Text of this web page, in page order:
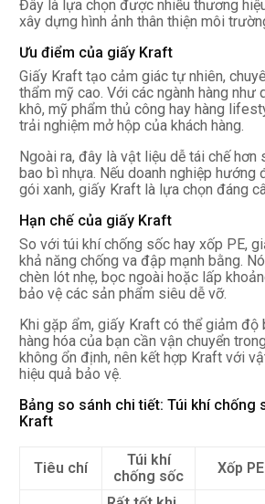
Đây là lựa chọn được nhiều thương
xây dựng hình ảnh thân thiện môi
Ưu điểm của giấy Kraft
Giấy Kraft tạo cảm giác tự nhiên,
thẩm mỹ cao. Với các ngành hàng như
khô, mỹ phẩm thủ công hay hàng
trải nghiệm mở hộp của khách hàng.
Ngoài ra, đây là vật liệu dễ tái chế hơn
bao bì nhựa. Nếu doanh nghiệp hướng
gói xanh, giấy Kraft là lựa chọn đáng
Hạn chế của giấy Kraft
So với túi khí chống sốc hay xốp PE,
khả năng chống va đập mạnh bằng.
chèn lót nhẹ, bọc ngoài hoặc lấp
bảo vệ các sản phẩm siêu dễ vỡ.
Khi gặp ẩm, giấy Kraft có thể giảm độ
hàng hóa của bạn cần vận chuyển
không ổn định, nên kết hợp Kraft với
hiệu quả bảo vệ.
Bảng so sánh chi tiết: Túi khí chống
Kraft
Tiêu chí
Túi khí
chống sốc
Xốp PE